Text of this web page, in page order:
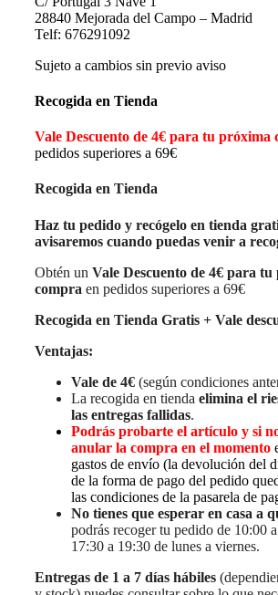
28840 Mejorada del Campo – Madrid
Telf: 676291092
Sujeto a cambios sin previo aviso
Recogida en Tienda
Vale Descuento de 4€ para tu próxima
pedidos superiores a 69€
Recogida en Tienda
Haz tu pedido y recógelo en tienda
avisaremos cuando puedas venir a
Obtén un Vale Descuento de 4€ para tu
compra en pedidos superiores a 69€
Recogida en Tienda Gratis + Vale
Ventajas:
Vale de 4€ (según condiciones
La recogida en tienda elimina el
las entregas fallidas.
Podrás probarte el artículo y si
anular la compra en el momento
gastos de envío (la devolución del
de la forma de pago del pedido
las condiciones de la pasarela de
No tienes que esperar en casa a
podrás recoger tu pedido de 10:00
17:30 a 19:30 de lunes a viernes.
Entregas de 1 a 7 días hábiles